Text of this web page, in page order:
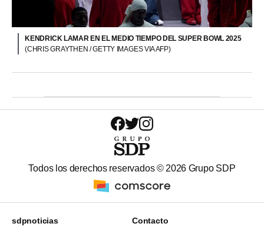
KENDRICK LAMAR EN EL MEDIO TIEMPO DEL SUPER BOWL 2025
(CHRIS GRAYTHEN / GETTY IMAGES VIA AFP)
Todos los derechos reservados © 2026 Grupo SDP
sdpnoticias Contacto